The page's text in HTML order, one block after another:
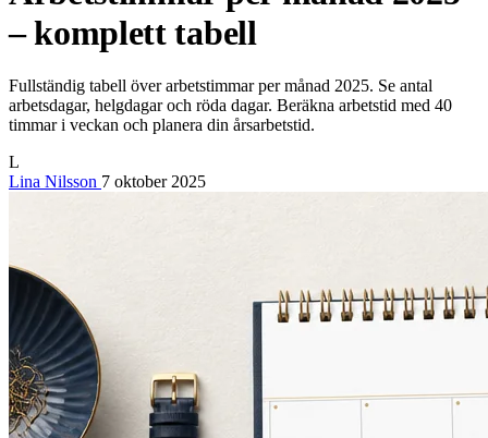
– komplett tabell
Fullständig tabell över arbetstimmar per månad 2025. Se antal
arbetsdagar, helgdagar och röda dagar. Beräkna arbetstid med 40
timmar i veckan och planera din årsarbetstid.
L
Lina Nilsson 7 oktober 2025